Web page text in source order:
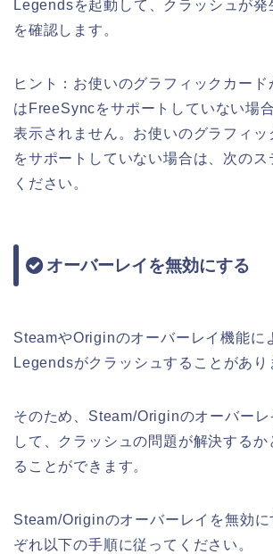
Legendsを起動して、クラッシュが発
を確認します。
ヒント：お使いのグラフィックカー
はFreeSyncをサポートしていない場
表示されません。お使いのグラフィッ
をサポートしていない場合は、次のス
ください。
オーバーレイを無効にする
SteamやOriginのオーバーレイ機能に
Legendsがクラッシュすることがあり
そのため、Steam/Originのオーバーレ
して、クラッシュの問題が解決するか
ることができます。
Steam/Originのオーバーレイを無効
ぞれ以下の手順に従ってください。